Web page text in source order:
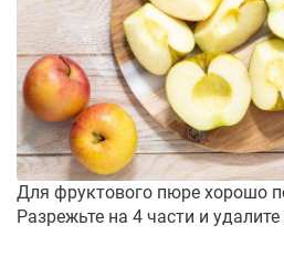
Для фруктового пюре хорошо
Разрежьте на 4 части и